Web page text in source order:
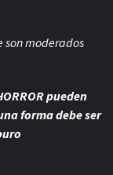
son moderados
pueden
forma debe ser